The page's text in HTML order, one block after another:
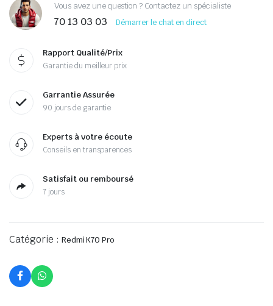
Vous avez une question ? Contactez un spécialiste
70 13 03 03 Démarrer le chat en direct
Rapport Qualité/Prix
Garantie du meilleur prix
Garrantie Assurée
90 jours de garantie
Experts à votre écoute
Conseils en transparences
Satisfait ou remboursé
7 jours
Catégorie : Redmi K70 Pro